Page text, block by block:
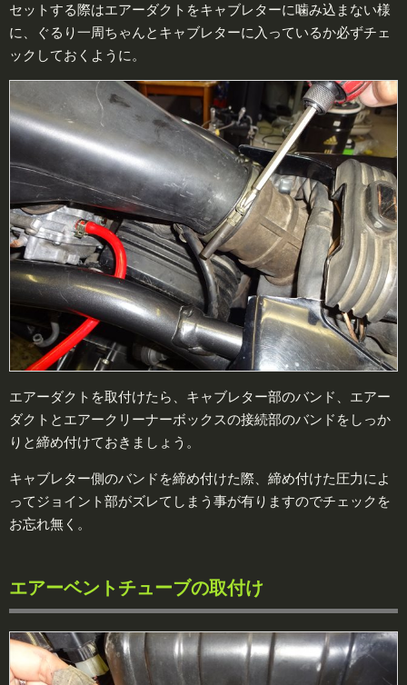
セットする際はエアーダクトをキャブレターに噛み込まない様
に、ぐるり一周ちゃんとキャブレターに入っているか必ずチェ
ックしておくように。
エアーダクトを取付けたら、キャブレター部のバンド、エアー
ダクトとエアークリーナーボックスの接続部のバンドをしっか
りと締め付けておきましょう。
キャブレター側のバンドを締め付けた際、締め付けた圧力によ
ってジョイント部がズレてしまう事が有りますのでチェックを
お忘れ無く。
エアーベントチューブの取付け